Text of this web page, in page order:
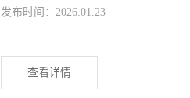
发布时间：2026.01.23
查看详情